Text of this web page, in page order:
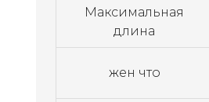
Максимальная
длина
жен что